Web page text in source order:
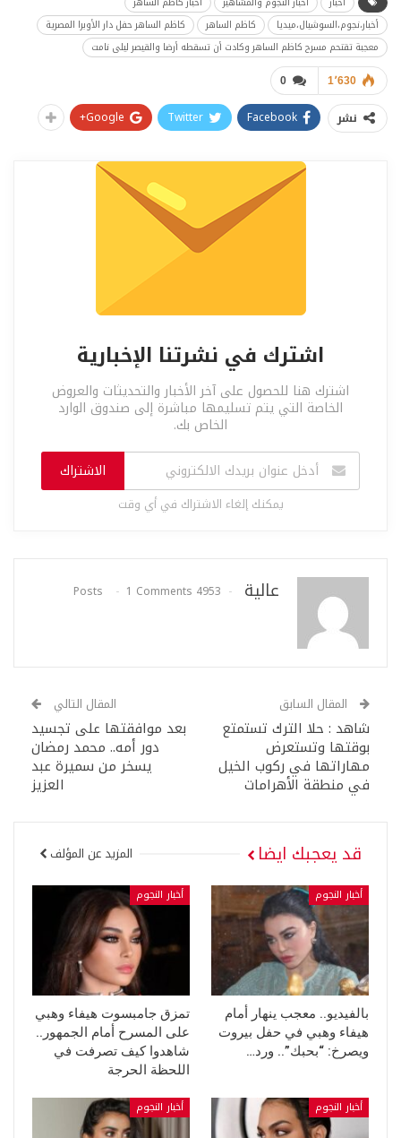
أخبار،نجوم،السوشيال،ميديا
كاظم الساهر
كاظم الساهر حفل دار الأوبرا المصرية
معجبة تقتحم مسرح كاظم الساهر وكادت أن تسقطه أرضا والقيصر ليلى نامت
0 1٬630
نشر Facebook
Twitter
Google+
اشترك في نشرتنا الإخبارية
اشترك هنا للحصول على آخر الأخبار والتحديثات والعروض
الخاصة التي يتم تسليمها مباشرة إلى صندوق الوارد
الخاص بك.
الاشتراك
يمكنك إلغاء الاشتراك في أي وقت
عالية 4953 Posts
1 Comments
المقال السابق
شاهد : حلا الترك تستمتع
بوقتها وتستعرض
مهاراتها في ركوب الخيل
في منطقة الأهرامات
المقال التالي
بعد موافقتها على تجسيد
دور أمه.. محمد رمضان
يسخر من سميرة عبد
العزيز
قد يعجبك ايضا المزيد عن المؤلف
أخبار النجوم
بالفيديو.. معجب ينهار أمام
هيفاء وهبي في حفل بيروت
ويصرخ: “بحبك”.. ورد…
أخبار النجوم
تمزق جامبسوت هيفاء وهبي
على المسرح أمام الجمهور..
شاهدوا كيف تصرفت في
اللحظة الحرجة
أخبار النجوم أخبار النجوم